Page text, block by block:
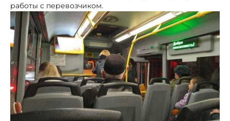
работы с перевозчиком.